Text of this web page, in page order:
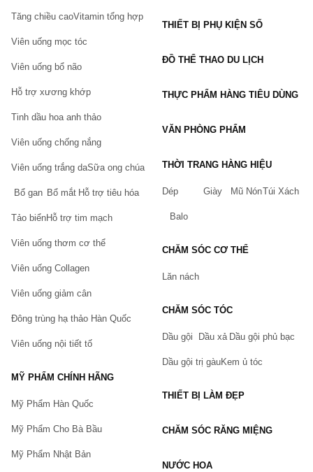
Tăng chiều caoVitamin tổng hợp
Viên uống mọc tóc
Viên uống bổ não
Hỗ trợ xương khớp
Tinh dầu hoa anh thảo
Viên uống chống nắng
Viên uống trắng daSữa ong chúa
Bổ gan Bổ mắt Hỗ trợ tiêu hóa
Tảo biểnHỗ trợ tim mạch
Viên uống thơm cơ thể
Viên uống Collagen
Viên uống giảm cân
Đông trùng hạ thảo Hàn Quốc
Viên uống nội tiết tố
MỸ PHẨM CHÍNH HÃNG
Mỹ Phẩm Hàn Quốc
Mỹ Phẩm Cho Bà Bầu
Mỹ Phẩm Nhật Bản
THIẾT BỊ PHỤ KIỆN SỐ
ĐỒ THỂ THAO DU LỊCH
THỰC PHẨM HÀNG TIÊU DÙNG
VĂN PHÒNG PHẨM
THỜI TRANG HÀNG HIỆU
Dép Giày Mũ NónTúi Xách
Balo
CHĂM SÓC CƠ THỂ
Lăn nách
CHĂM SÓC TÓC
Dầu gội Dầu xả Dầu gội phủ bạc
Dầu gội trị gàuKem ủ tóc
THIẾT BỊ LÀM ĐẸP
CHĂM SÓC RĂNG MIỆNG
NƯỚC HOA